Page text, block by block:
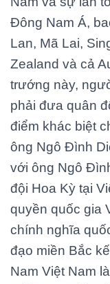
Đông Nam Á,
Lan, Mã Lai,
Zealand và cả
trướng này,
phải đưa quân
điểm khác biệt
ông Ngô Đình
với ông Ngô
đội Hoa Kỳ tại
quyền quốc gia
chính nghĩa
đạo miền Bắc
Nam Việt Nam